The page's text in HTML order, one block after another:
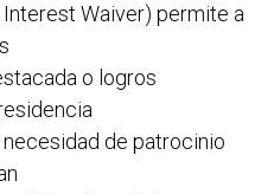
Interest Waiver) permite a
o logros
necesidad de patrocinio